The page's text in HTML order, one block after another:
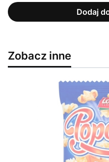
Dodaj
Zobacz inne